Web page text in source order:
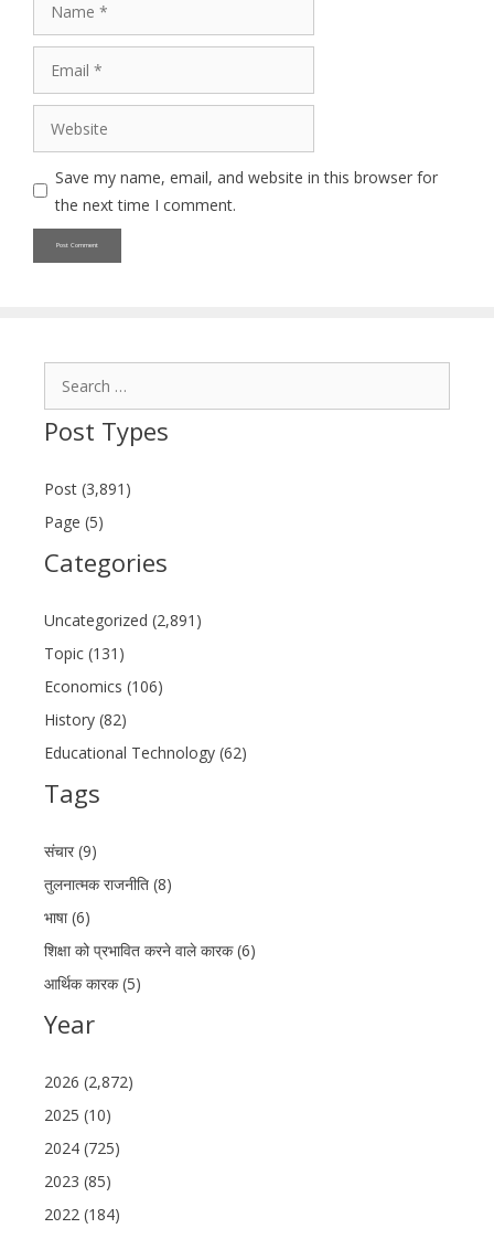
Save my name, email, and website in this browser for
the next time I comment.
Post Types
Post (3,891)
Page (5)
Categories
Uncategorized (2,891)
Topic (131)
Economics (106)
History (82)
Educational Technology (62)
Tags
संचार (9)
तुलनात्मक राजनीति (8)
भाषा (6)
शिक्षा को प्रभावित करने वाले कारक (6)
आर्थिक कारक (5)
Year
2026 (2,872)
2025 (10)
2024 (725)
2023 (85)
2022 (184)